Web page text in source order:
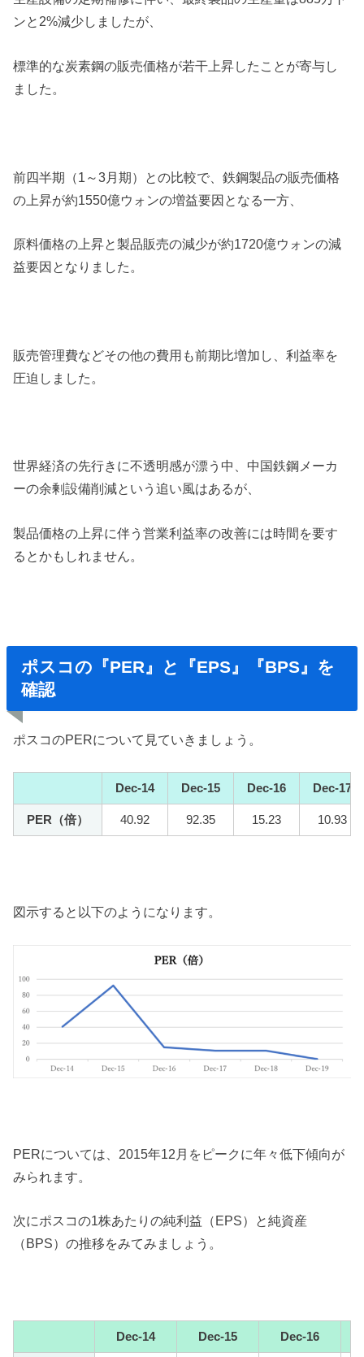
ンと2%減少しましたが、
標準的な炭素鋼の販売価格が若干上昇したことが寄与し
ました。
前四半期（1～3月期）との比較で、鉄鋼製品の販売価格
の上昇が約1550億ウォンの増益要因となる一方、
原料価格の上昇と製品販売の減少が約1720億ウォンの減
益要因となりました。
販売管理費などその他の費用も前期比増加し、利益率を
圧迫しました。
世界経済の先行きに不透明感が漂う中、中国鉄鋼メーカ
ーの余剰設備削減という追い風はあるが、
製品価格の上昇に伴う営業利益率の改善には時間を要す
るとかもしれません。
ポスコの『PER』と『EPS』『BPS』を
確認
ポスコのPERについて見ていきましょう。
Dec-14 Dec-15 Dec-16 Dec-17
PER（倍） 40.92 92.35 15.23 10.93
図示すると以下のようになります。
PERについては、2015年12月をピークに年々低下傾向が
みられます。
次にポスコの1株あたりの純利益（EPS）と純資産
（BPS）の推移をみてみましょう。
Dec-14 Dec-15 Dec-16